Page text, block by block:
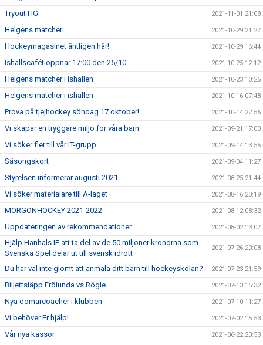
Tryout HG 2021-11-01 21:08
Helgens matcher 2021-10-29 21:27
Hockeymagasinet äntligen här! 2021-10-29 16:44
Ishallscafét öppnar 17:00 den 25/10 2021-10-25 12:12
Helgens matcher i ishallen 2021-10-23 10:25
Helgens matcher i ishallen 2021-10-16 07:48
Prova på tjejhockey söndag 17 oktober! 2021-10-14 22:56
Vi skapar en tryggare miljö för våra barn 2021-09-21 17:00
Vi söker fler till vår IT-grupp 2021-09-14 13:55
Säsongskort 2021-09-04 11:27
Styrelsen informerar augusti 2021 2021-08-25 21:44
Vi söker materialare till A-laget 2021-08-16 20:19
MORGONHOCKEY 2021-2022 2021-08-12 08:32
Uppdateringen av rekommendationer 2021-08-02 13:07
Hjälp Hanhals IF att ta del av de 50 miljoner kronorna som
Svenska Spel delar ut till svensk idrott
2021-07-26 20:08
Du har väl inte glömt att anmäla ditt barn till hockeyskolan? 2021-07-23 21:59
Biljettsläpp Frölunda vs Rögle 2021-07-13 15:32
Nya domarcoacher i klubben 2021-07-10 11:27
Vi behöver Er hjälp! 2021-07-02 15:53
Vår nya kassör 2021-06-22 20:53